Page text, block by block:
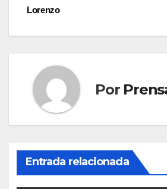
Lorenzo
Por
Entrada relacionada